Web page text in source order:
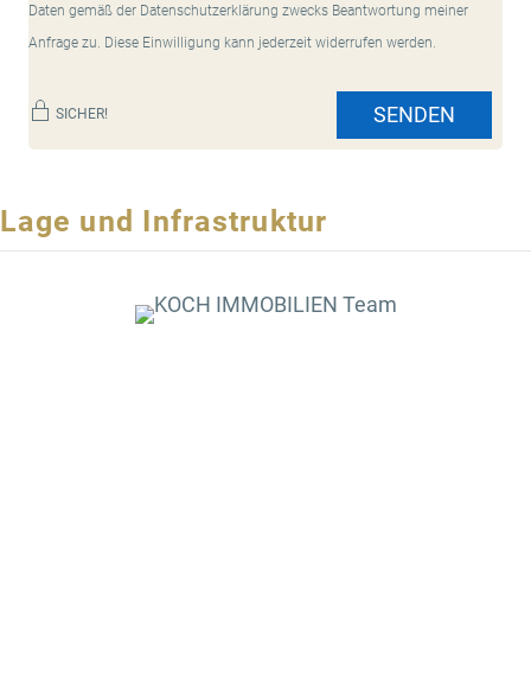
Daten gemäß der Datenschutzerklärung zwecks Beantwortung meiner
Anfrage zu. Diese Einwilligung kann jederzeit widerrufen werden.
SICHER! SENDEN
Lage und Infrastruktur